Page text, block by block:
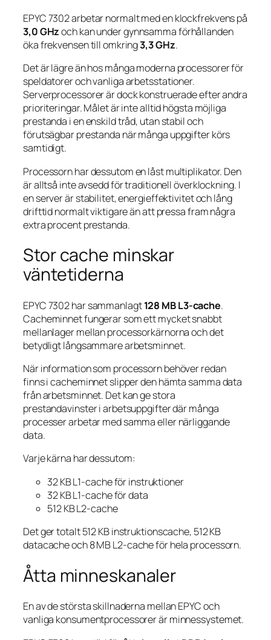
EPYC 7302 arbetar normalt med en klockfrekvens på
3,0 GHzoch kan under gynnsamma förhållanden
öka frekvensen till omkring3,3 GHz.
Det är lägre än hos många moderna processorer för
speldatorer och vanliga arbetsstationer.
Serverprocessorer är dock konstruerade efter andra
prioriteringar. Målet är inte alltid högsta möjliga
prestanda i en enskild tråd, utan stabil och
förutsägbar prestanda när många uppgifter körs
samtidigt.
Processorn har dessutom en låst multiplikator. Den
är alltså inte avsedd för traditionell överklockning. I
en server är stabilitet, energieffektivitet och lång
drifttid normalt viktigare än att pressa fram några
extra procent prestanda.
Stor cache minskar
väntetiderna
EPYC 7302 har sammanlagt128 MB L3-cache.
Cacheminnet fungerar som ett mycket snabbt
mellanlager mellan processorkärnorna och det
betydligt långsammare arbetsminnet.
När information som processorn behöver redan
finns i cacheminnet slipper den hämta samma data
från arbetsminnet. Det kan ge stora
prestandavinster i arbetsuppgifter där många
processer arbetar med samma eller närliggande
data.
Varje kärna har dessutom:
32 KB L1-cache för instruktioner
32 KB L1-cache för data
512 KB L2-cache
Det ger totalt 512 KB instruktionscache, 512 KB
datacache och 8 MB L2-cache för hela processorn.
Åtta minneskanaler
En av de största skillnaderna mellan EPYC och
vanliga konsumentprocessorer är minnessystemet.